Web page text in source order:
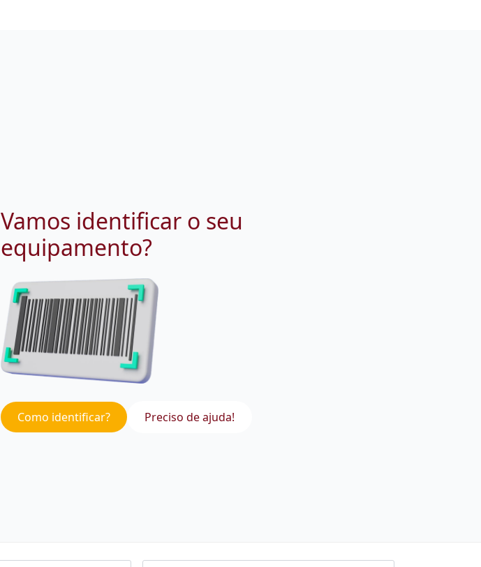
Vamos identificar o seu
equipamento?
Como identificar? Preciso de ajuda!